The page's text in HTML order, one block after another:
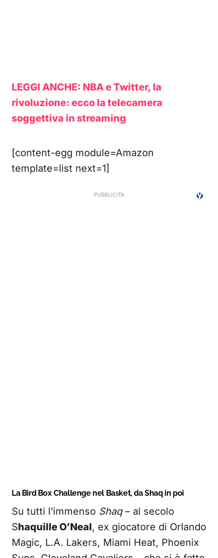
LEGGI ANCHE: NBA e Twitter, la
rivoluzione: ecco la telecamera
soggettiva in streaming
[content-egg module=Amazon
template=list next=1]
La Bird Box Challenge nel Basket, da Shaq in poi
Su tutti l’immenso Shaq– al secolo
Shaquille O’Neal, ex giocatore di Orlando
Magic, L.A. Lakers, Miami Heat, Phoenix